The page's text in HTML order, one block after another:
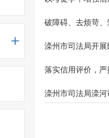
破障碍、去烦苛
滦州市司法局开
落实信用评价，
滦州市司法局滦